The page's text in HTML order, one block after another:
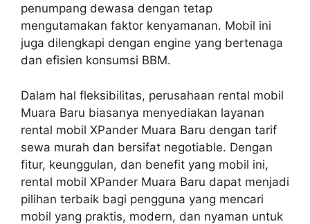
penumpang dewasa dengan tetap
mengutamakan faktor kenyamanan. Mobil ini
juga dilengkapi dengan engine yang bertenaga
dan efisien konsumsi BBM.
Dalam hal fleksibilitas, perusahaan rental mobil
Muara Baru biasanya menyediakan layanan
rental mobil XPander Muara Baru dengan tarif
sewa murah dan bersifat negotiable. Dengan
fitur, keunggulan, dan benefit yang mobil ini,
rental mobil XPander Muara Baru dapat menjadi
pilihan terbaik bagi pengguna yang mencari
mobil yang praktis, modern, dan nyaman untuk